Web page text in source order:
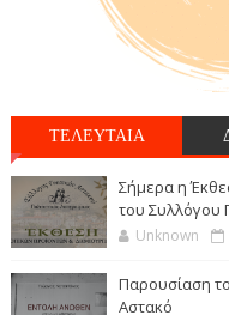
ΤΕΛΕΥΤΑΙΑ
Σήμερα η
του Συλλόγου
Unknown
Παρουσίαση
Αστακό